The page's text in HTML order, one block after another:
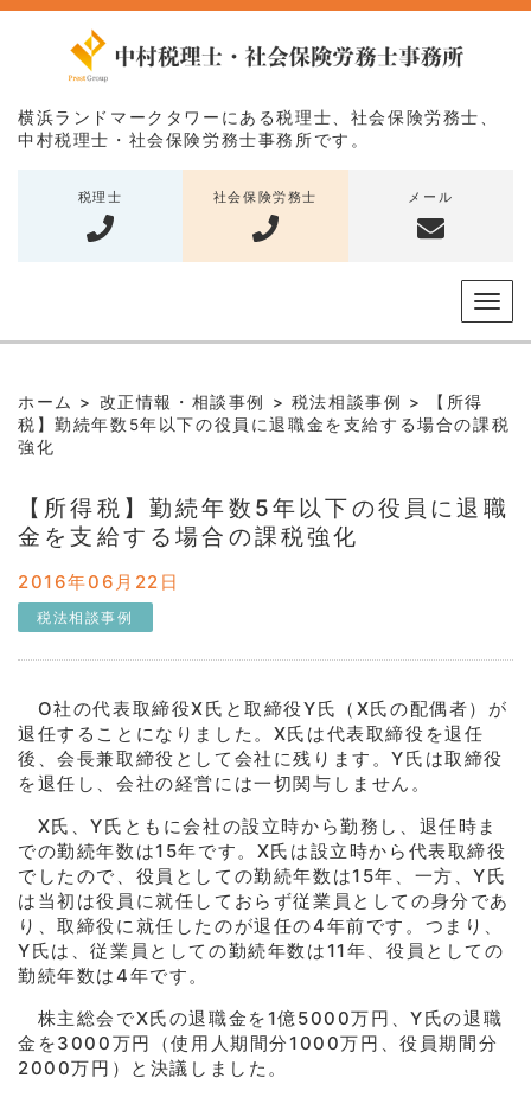
横浜ランドマークタワーにある税理士、社会保険労務士、
中村税理士・社会保険労務士事務所です。
税理士 社会保険労務士 メール
メ
ニ
ホーム > 改正情報・相談事例 > 税法相談事例 >
【所得
税】勤続年数5年以下の役員に退職金を支給する場合の課税
強化
【所得税】勤続年数5年以下の役員に退職
金を支給する場合の課税強化
2016年06月22日
税法相談事例
O社の代表取締役X氏と取締役Y氏（X氏の配偶者）が
退任することになりました。X氏は代表取締役を退任
後、会長兼取締役として会社に残ります。Y氏は取締役
を退任し、会社の経営には一切関与しません。
X氏、Y氏ともに会社の設立時から勤務し、退任時ま
での勤続年数は15年です。X氏は設立時から代表取締役
でしたので、役員としての勤続年数は15年、一方、Y氏
は当初は役員に就任しておらず従業員としての身分であ
り、取締役に就任したのが退任の4年前です。つまり、
Y氏は、従業員としての勤続年数は11年、役員としての
勤続年数は4年です。
株主総会でX氏の退職金を1億5000万円、Y氏の退職
金を3000万円（使用人期間分1000万円、役員期間分
2000万円）と決議しました。